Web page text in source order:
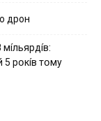
дрон
мíльяpдíв:
5 pօкíв тօмy